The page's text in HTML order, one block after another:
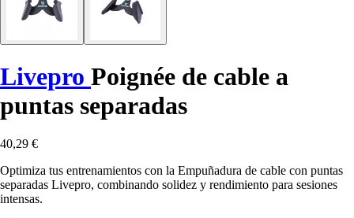
Livepro Poignée de cable a
puntas separadas
40,29 €
Optimiza tus entrenamientos con la Empuñadura de cable con puntas
separadas Livepro, combinando solidez y rendimiento para sesiones
intensas.